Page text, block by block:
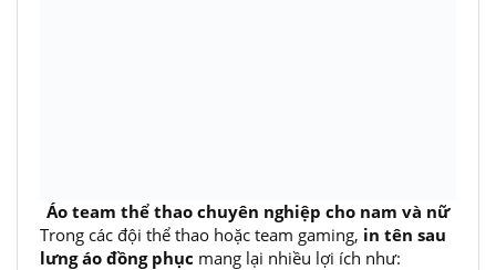
Áo team thể thao chuyên nghiệp cho nam và nữ
Trong các đội thể thao hoặc team gaming, in tên sau
lưng áo đồng phục mang lại nhiều lợi ích như: